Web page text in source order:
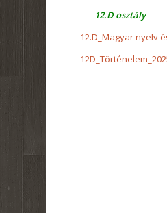
12.D osztály
12.D_Magyar nyelv